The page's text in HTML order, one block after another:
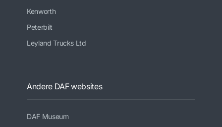
Kenworth
Peterbilt
Leyland Trucks Ltd
Andere DAF websites
DAF Museum